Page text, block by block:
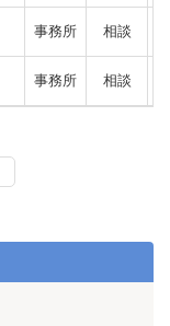
事務所 相談
事務所 相談